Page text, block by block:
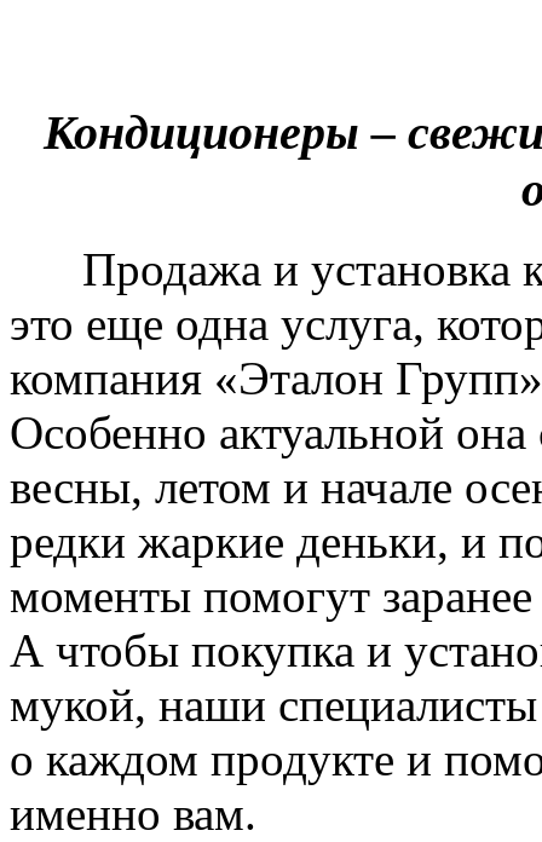
Кондиционеры –
Продажа и установка
это еще одна услуга,
компания «Эталон
Особенно актуальной она
весны, летом и начале
редки жаркие деньки, и
моменты помогут
А чтобы покупка и
мукой, наши специалисты
о каждом продукте и
именно вам.